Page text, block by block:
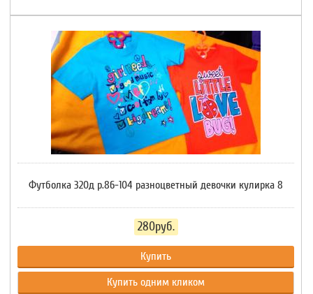
Футболка 320д р.86-104 разноцветный девочки кулирка 8
280руб.
Купить
Купить одним кликом